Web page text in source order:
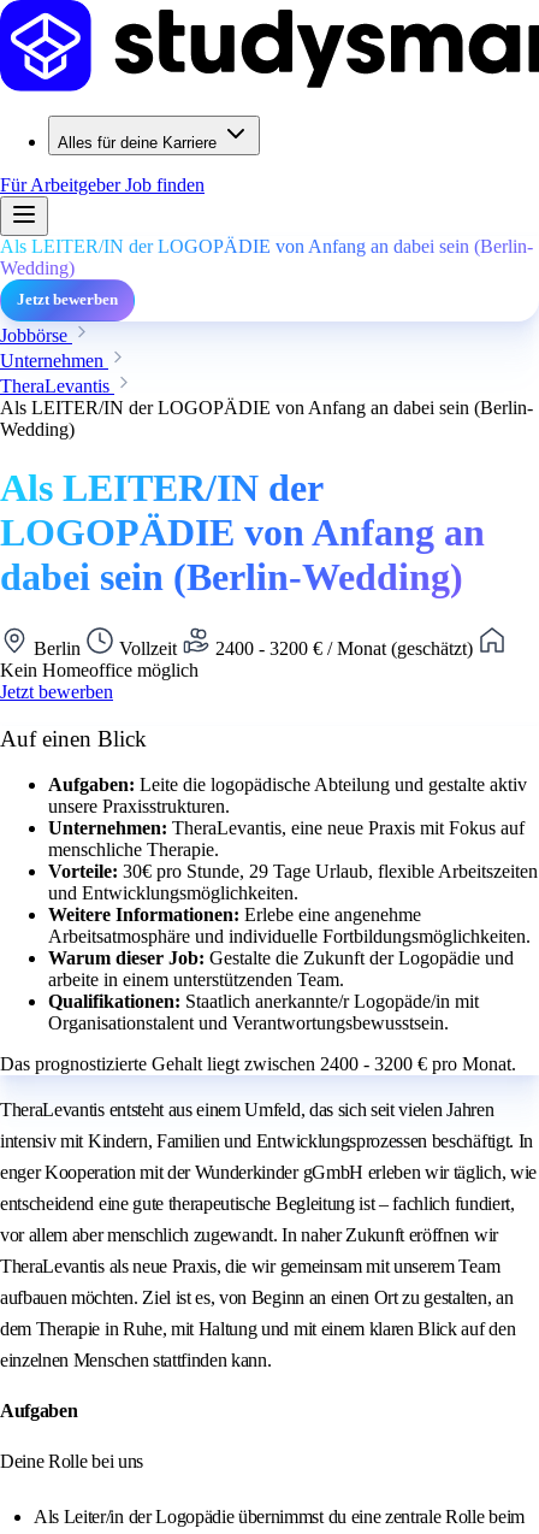
Alles für deine Karriere
Für ArbeitgeberJob finden
Als LEITER/IN der LOGOPÄDIE von Anfang an dabei sein (Berlin-
Wedding)
Jetzt bewerben
Jobbörse
Unternehmen
TheraLevantis
Als LEITER/IN der LOGOPÄDIE von Anfang an dabei sein (Berlin-
Wedding)
Als LEITER/IN der
LOGOPÄDIE von Anfang an
dabei sein (Berlin-Wedding)
Berlin Vollzeit
2400 - 3200 € / Monat (geschätzt)
Kein Homeoffice möglich
Jetzt bewerben
Auf einen Blick
Aufgaben: Leite die logopädische Abteilung und gestalte aktiv
unsere Praxisstrukturen.
Unternehmen: TheraLevantis, eine neue Praxis mit Fokus auf
menschliche Therapie.
Vorteile: 30€ pro Stunde, 29 Tage Urlaub, flexible Arbeitszeiten
und Entwicklungsmöglichkeiten.
Weitere Informationen: Erlebe eine angenehme
Arbeitsatmosphäre und individuelle Fortbildungsmöglichkeiten.
Warum dieser Job: Gestalte die Zukunft der Logopädie und
arbeite in einem unterstützenden Team.
Qualifikationen: Staatlich anerkannte/r Logopäde/in mit
Organisationstalent und Verantwortungsbewusstsein.
Das prognostizierte Gehalt liegt zwischen 2400 - 3200 € pro Monat.
TheraLevantis entsteht aus einem Umfeld, das sich seit vielen Jahren
intensiv mit Kindern, Familien und Entwicklungsprozessen beschäftigt. In
enger Kooperation mit der Wunderkinder gGmbH erleben wir täglich, wie
entscheidend eine gute therapeutische Begleitung ist – fachlich fundiert,
vor allem aber menschlich zugewandt. In naher Zukunft eröffnen wir
TheraLevantis als neue Praxis, die wir gemeinsam mit unserem Team
aufbauen möchten. Ziel ist es, von Beginn an einen Ort zu gestalten, an
dem Therapie in Ruhe, mit Haltung und mit einem klaren Blick auf den
einzelnen Menschen stattfinden kann.
Aufgaben
Deine Rolle bei uns
Als Leiter/in der Logopädie übernimmst du eine zentrale Rolle beim